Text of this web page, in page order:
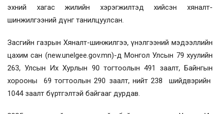
эхний хагас жилийн хэрэгжилтэд хийсэн хяналт-
шинжилгээний дүнг танилцуулсан.
Засгийн газрын Хяналт-шинжилгээ, үнэлгээний мэдээллийн
цахим сан (new.unelgee.gov.mn)-д Монгол Улсын 79 хуулийн
263, Улсын Их Хурлын 90 тогтоолын 491 заалт, Байнгын
хорооны 69 тогтоолын 290 заалт, нийт 238 шийдвэрийн
1044 заалт бүртгэлтэй байгааг дурдав.